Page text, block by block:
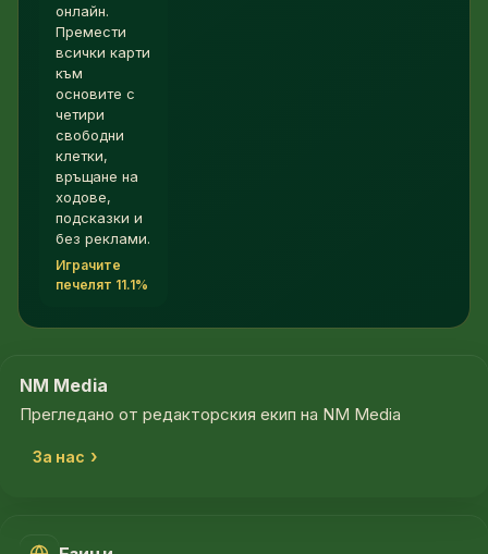
онлайн.
Премести
всички карти
към
основите с
четири
свободни
клетки,
връщане на
ходове,
подсказки и
без реклами.
Играчите
печелят 11.1%
NM Media
Прегледано от редакторския екип на NM Media
За нас